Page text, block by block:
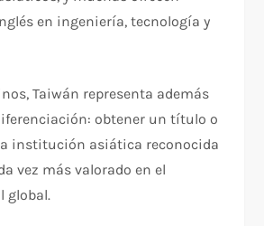
en ingeniería, tecnología y
Taiwán representa además
obtener un título o
institución asiática reconocida
vez más valorado en el
global.